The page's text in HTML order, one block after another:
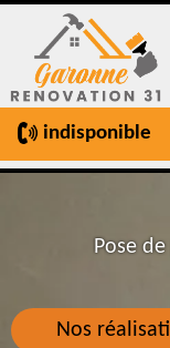
indisponible
Nos
Pose